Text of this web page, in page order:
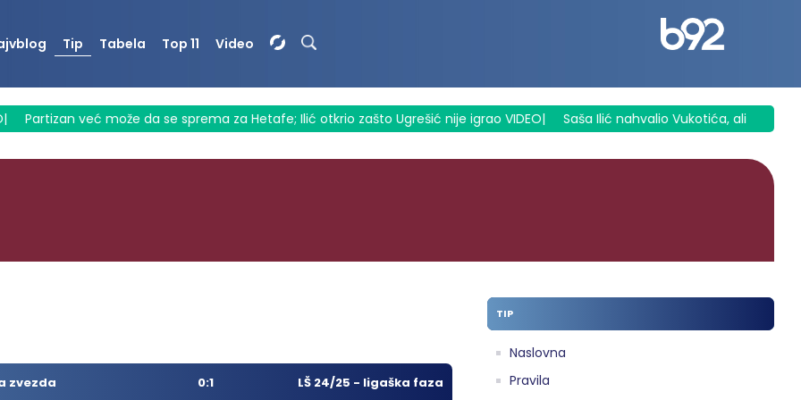
Tip Tabela Top 11 Video
već može da se sprema za Hetafe; Ilić otkrio zašto Ugrešić nije igrao VIDEO| Saša Ilić nahvalio Vukotića, ali mu i
zvezda 0:1 LŠ 24/25 - ligaška faza
TIP
Naslovna
Pravila